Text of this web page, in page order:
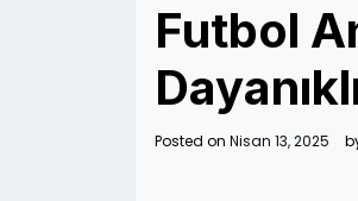
Futbol
Posted on Nisan 13, 2025